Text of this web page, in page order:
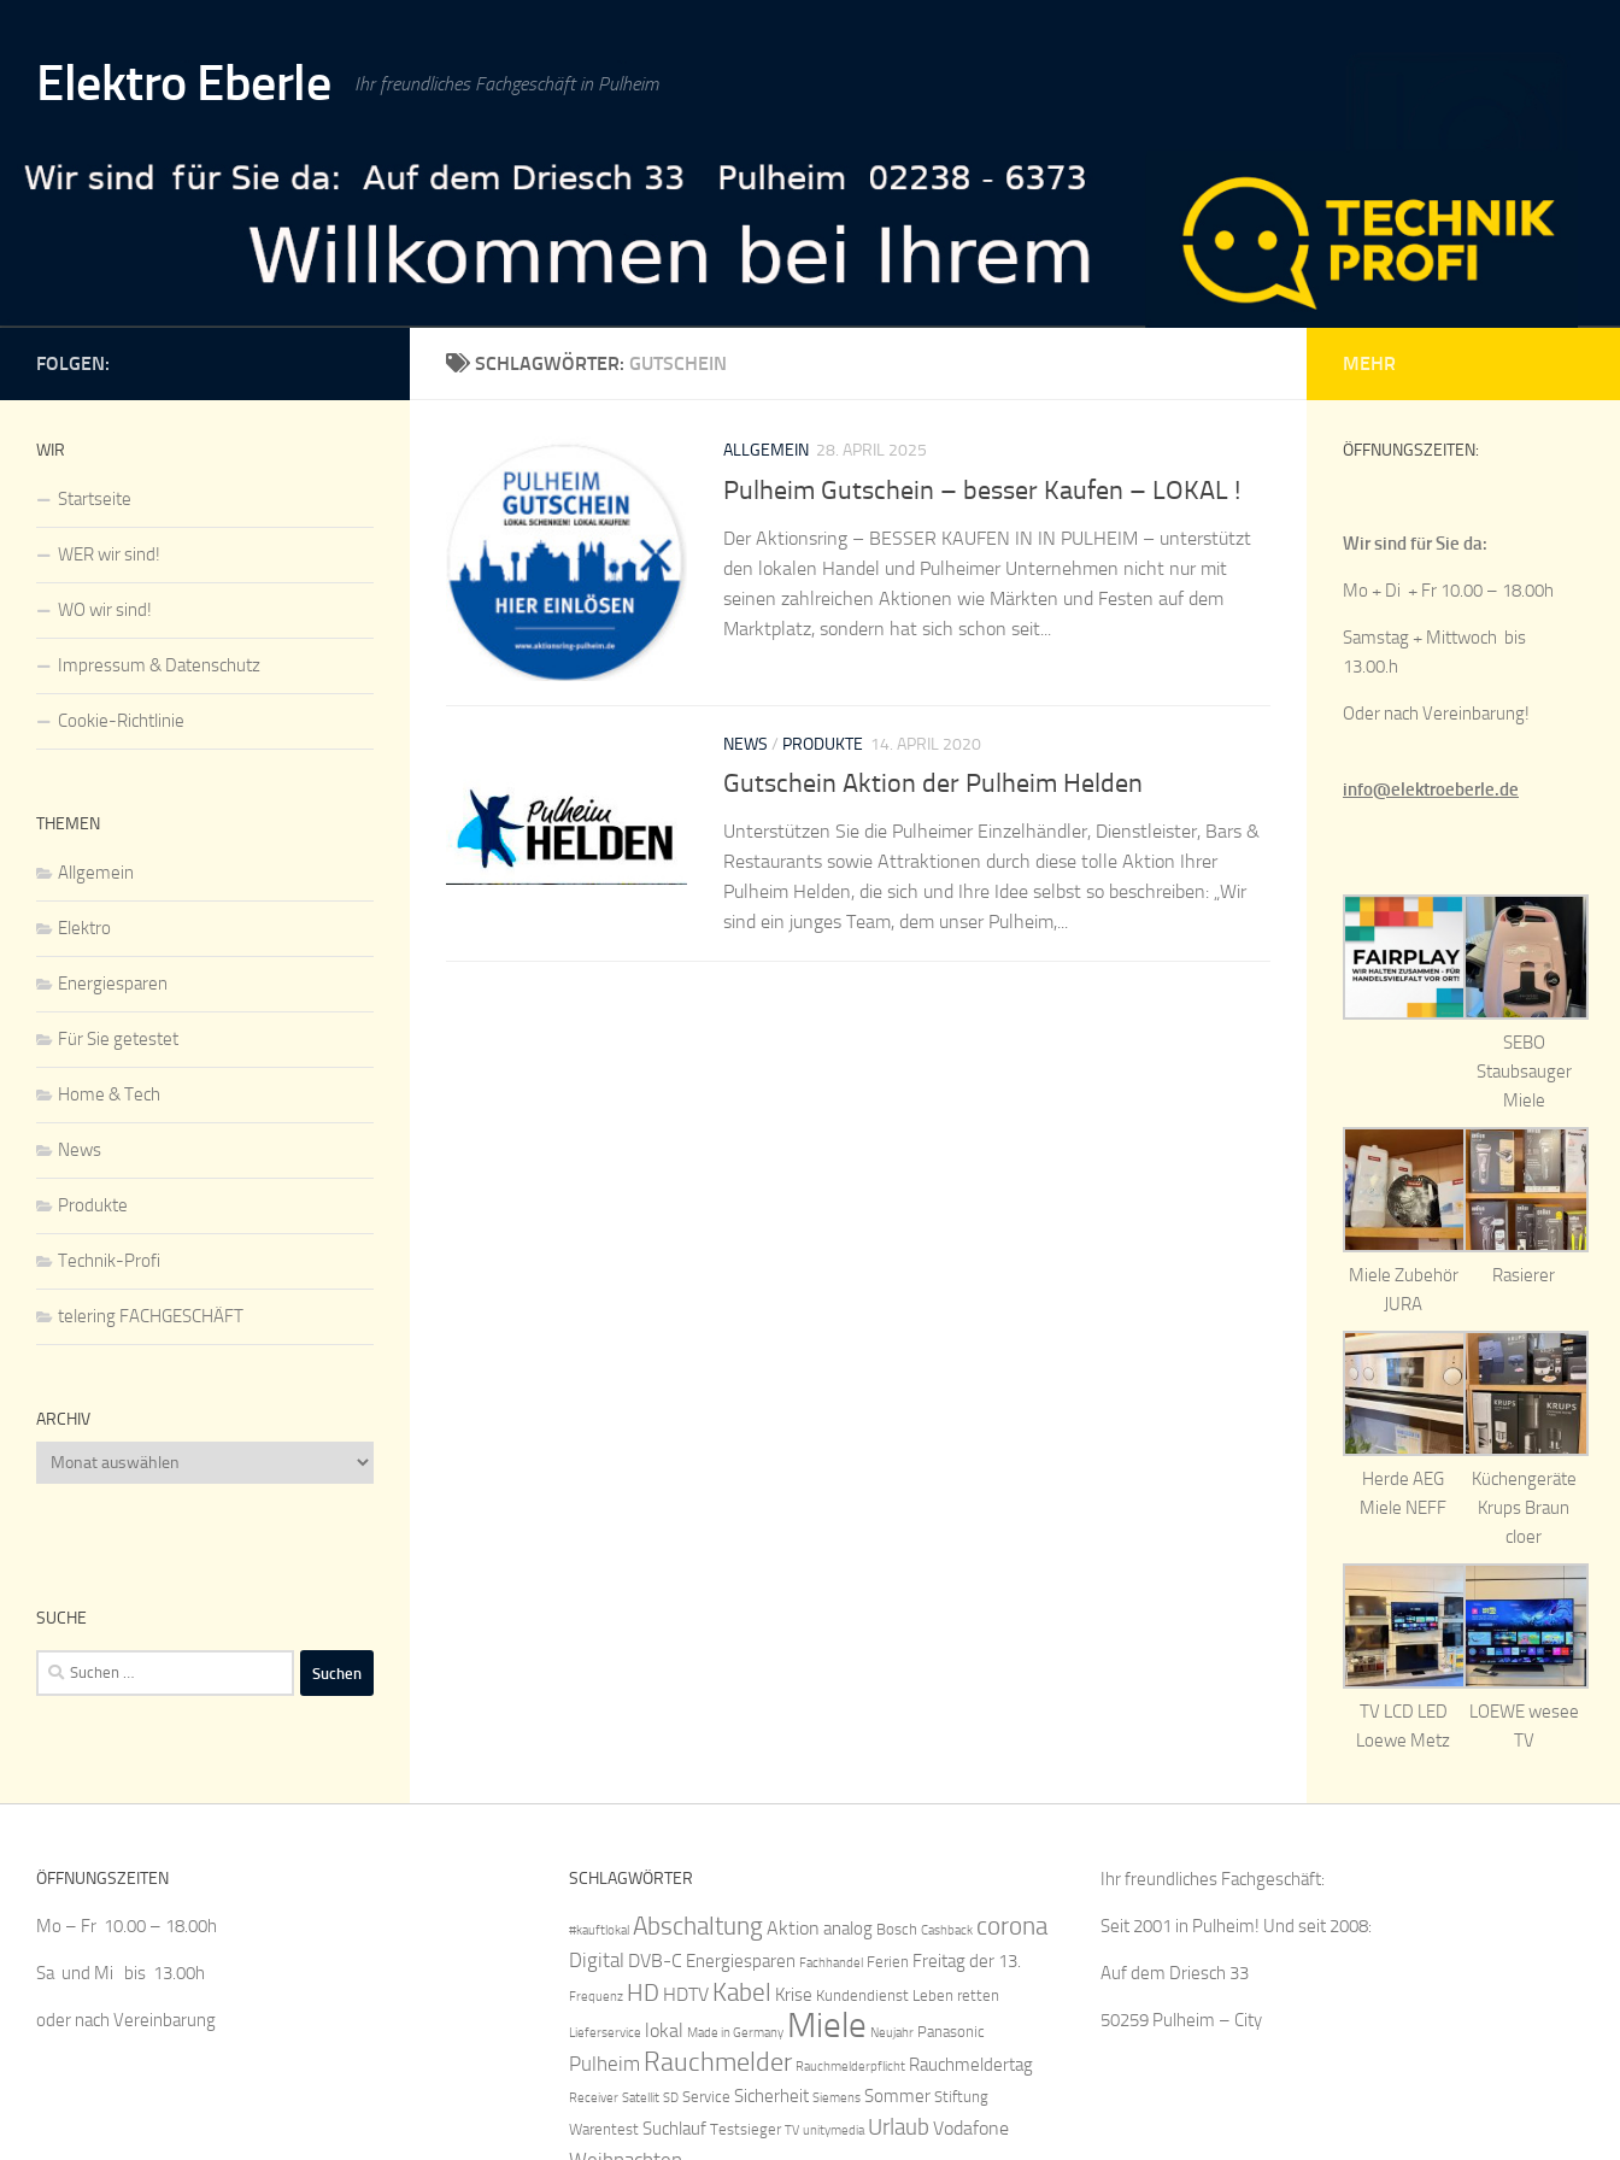
Elektro Eberle Ihr freundliches Fachgeschäft in Pulheim
SCHLAGWÖRTER: GUTSCHEIN
ALLGEMEIN 28. APRIL 2025
Pulheim Gutschein – besser Kaufen – LOKAL !
Der Aktionsring – BESSER KAUFEN IN IN PULHEIM – unterstützt
den lokalen Handel und Pulheimer Unternehmen nicht nur mit
seinen zahlreichen Aktionen wie Märkten und Festen auf dem
Marktplatz, sondern hat sich schon seit...
NEWS / PRODUKTE 14. APRIL 2020
Gutschein Aktion der Pulheim Helden
Unterstützen Sie die Pulheimer Einzelhändler, Dienstleister, Bars &
Restaurants sowie Attraktionen durch diese tolle Aktion Ihrer
Pulheim Helden, die sich und Ihre Idee selbst so beschreiben: „Wir
sind ein junges Team, dem unser Pulheim,...
FOLGEN:
WIR
Startseite
WER wir sind!
WO wir sind!
Impressum & Datenschutz
Cookie-Richtlinie
THEMEN
Allgemein
Elektro
Energiesparen
Für Sie getestet
Home & Tech
News
Produkte
Technik-Profi
telering FACHGESCHÄFT
ARCHIV
Archiv
SUCHE
Suchen
nach:
MEHR
ÖFFNUNGSZEITEN:
Wir sind für Sie da:
Mo + Di + Fr 10.00 – 18.00h
Samstag + Mittwoch bis
13.00.h
Oder nach Vereinbarung!
info@elektroeberle.de
SEBO
Staubsauger
Miele
Miele Zubehör
JURA
Rasierer
Herde AEG
Miele NEFF
Küchengeräte
Krups Braun
cloer
TV LCD LED
Loewe Metz
LOEWE wesee
TV
ÖFFNUNGSZEITEN
Mo – Fr 10.00 – 18.00h
Sa und Mi bis 13.00h
oder nach Vereinbarung
SCHLAGWÖRTER
#kauftlokal Abschaltung Aktion analog Bosch Cashback corona
Digital DVB-C Energiesparen Fachhandel Ferien Freitag der 13.
Frequenz HD HDTV Kabel Krise Kundendienst Leben retten
Lieferservice lokal Made in Germany Miele Neujahr Panasonic
Pulheim Rauchmelder Rauchmelderpflicht Rauchmeldertag
Receiver Satellit SD Service Sicherheit Siemens Sommer Stiftung
Warentest Suchlauf Testsieger TV unitymedia Urlaub Vodafone
Ihr freundliches Fachgeschäft:
Seit 2001 in Pulheim! Und seit 2008:
Auf dem Driesch 33
50259 Pulheim – City